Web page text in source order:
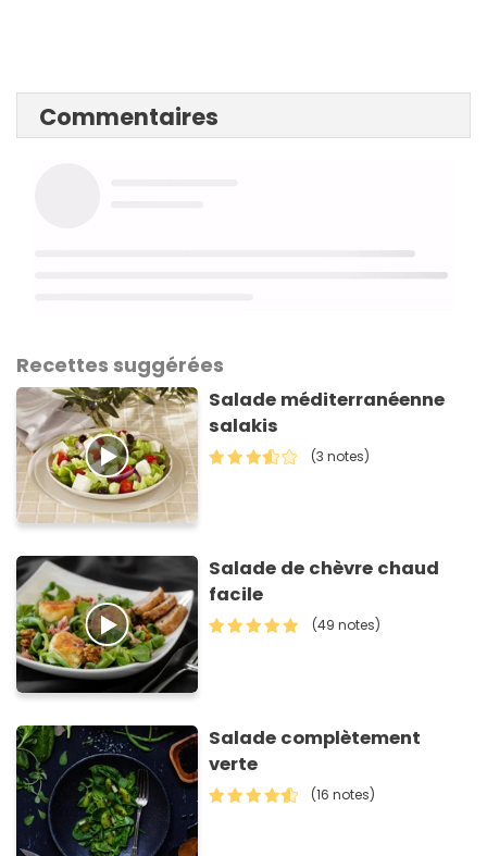
Commentaires
Recettes suggérées
Salade méditerranéenne
salakis
(3 notes)
Salade de chèvre chaud
facile
(49 notes)
Salade complètement
verte
(16 notes)